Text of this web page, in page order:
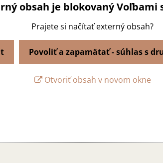
obsah je blokovaný Voľbami
Prajete si načítať externý obsah?
Povoliť a zapamätať - súhlas s
Otvoriť obsah v novom okne